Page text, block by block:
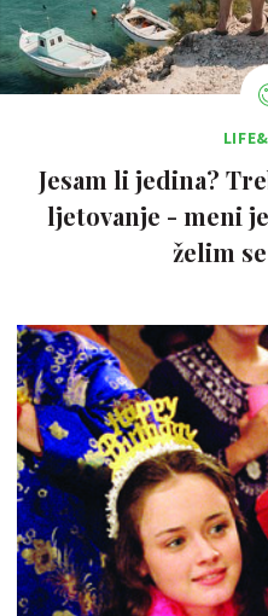
Jesam li jedina?
ljetovanje - meni
želim